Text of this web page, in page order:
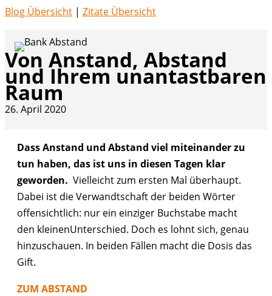
Blog Übersicht | Zitate Übersicht
Von Anstand, Abstand
und Ihrem unantastbaren
Raum
26. April 2020
Dass Anstand und Abstand viel miteinander zu
tun haben, das ist uns in diesen Tagen klar
geworden. Vielleicht zum ersten Mal überhaupt.
Dabei ist die Verwandtschaft der beiden Wörter
offensichtlich: nur ein einziger Buchstabe macht
den kleinenUnterschied. Doch es lohnt sich, genau
hinzuschauen. In beiden Fällen macht die Dosis das
Gift.
ZUM ABSTAND